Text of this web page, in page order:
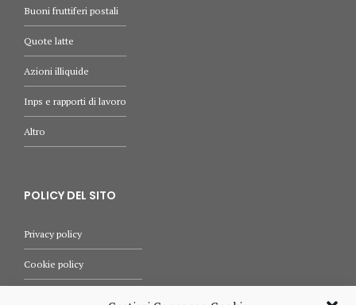
Buoni fruttiferi postali
Quote latte
Azioni illiquide
Inps e rapporti di lavoro
Altro
POLICY DEL SITO
Privacy policy
Cookie policy